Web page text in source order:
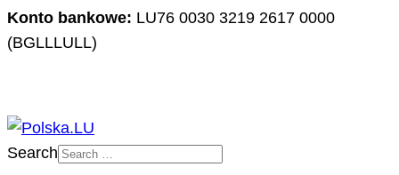
Konto bankowe: LU76 0030 3219 2617 0000
(BGLLLULL)
Search